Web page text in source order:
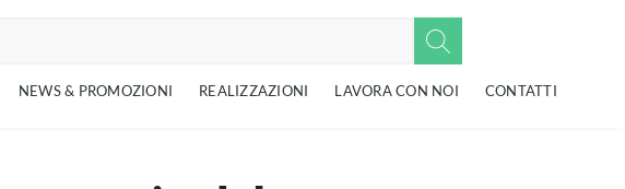
NEWS & PROMOZIONI REALIZZAZIONI LAVORA CON NOI CONTATTI